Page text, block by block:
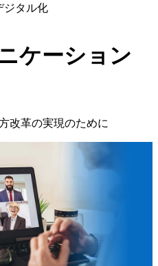
ジタル化
ケーション
改革の実現のために